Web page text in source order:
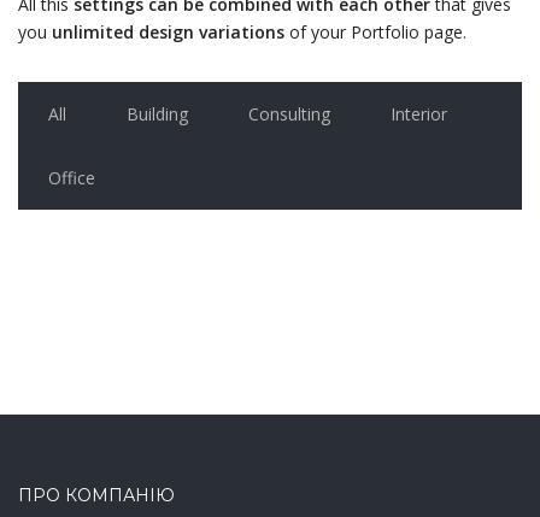
you unlimited design variations of your Portfolio page.
All Building Consulting Interior
Office
ПРО КОМПАНІЮ